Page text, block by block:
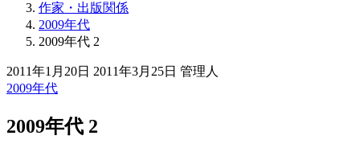
作家・出版関係
2009年代
2009年代 2
2011年1月20日 2011年3月25日 管理人
2009年代
2009年代 2